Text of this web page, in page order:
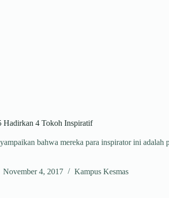
Hadirkan 4 Tokoh Inspiratif
bahwa mereka para inspirator ini
November 4, 2017 Kampus Kesmas